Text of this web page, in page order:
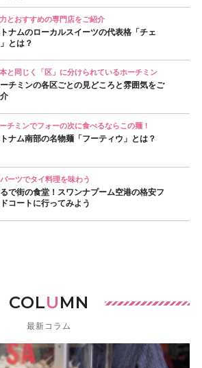
とおすすめの専門店をご紹介
ナムのローカルスイーツの代表格「チェ
とは？
本と同じく「区」に分けられているホーチミン
チミンの各区ごとの見どころと雰囲気をご
チミンでフォーの次に食べるならこの麺！
ナム南部の名物麺「フーティウ」とは？
ーツでタイ料理を味わう
で街の食堂！スワンナプーム空港の格安フ
コートに行ってみよう
COLUMN
最新コラム